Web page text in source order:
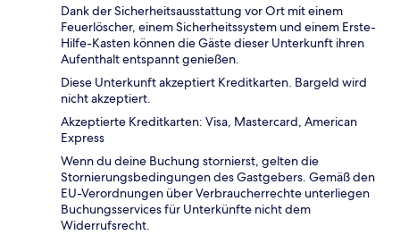
Dank der Sicherheitsausstattung vor Ort mit einem
Feuerlöscher, einem Sicherheitssystem und einem Erste-
Hilfe-Kasten können die Gäste dieser Unterkunft ihren
Aufenthalt entspannt genießen.
Diese Unterkunft akzeptiert Kreditkarten. Bargeld wird
nicht akzeptiert.
Akzeptierte Kreditkarten: Visa, Mastercard, American
Express
Wenn du deine Buchung stornierst, gelten die
Stornierungsbedingungen des Gastgebers. Gemäß den
EU-Verordnungen über Verbraucherrechte unterliegen
Buchungsservices für Unterkünfte nicht dem
Widerrufsrecht.